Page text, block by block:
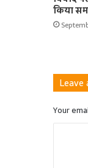
किया
Leave
Your